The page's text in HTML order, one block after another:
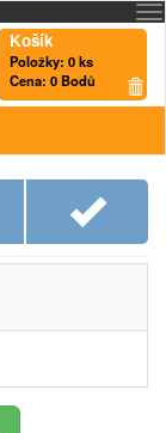
Košík
Položky:0ks
Cena:0 Bodů